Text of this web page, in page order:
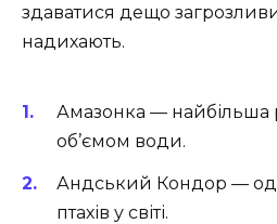
здаватися дещо
надихають.
Амазонка — найбільша
об’ємом води.
Андський Кондор —
птахів у світі.